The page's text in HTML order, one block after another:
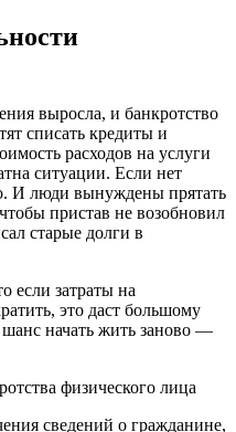
выросла, и банкротство
списать кредиты и
расходов на услуги
ситуации. Если нет
И люди вынуждены прятать
пристав не возобновил
старые долги в
если затраты на
это даст большому
шанс начать жить заново —
сведений о гражданине,